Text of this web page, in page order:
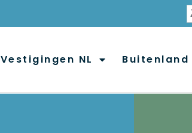
Vestigingen NL Buitenland